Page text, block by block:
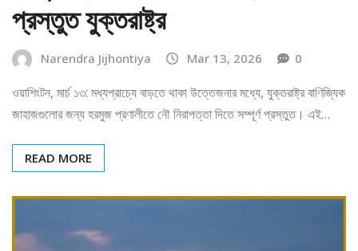
প্রস্তুত যুক্তরাষ্ট্র
Narendra Jijhontiya Mar 13, 2026 0
ওয়াশিংটন, মার্চ ১৩: মধ্যপ্রাচ্যে বাড়তে থাকা উত্তেজনার মধ্যে, যুক্তরাষ্ট্র বাণিজ্যিক
জাহাজগুলোর জন্য হরমুজ প্রণালীতে নৌ নিরাপত্তা দিতে সম্পূর্ণ প্রস্তুত। এই…
READ MORE